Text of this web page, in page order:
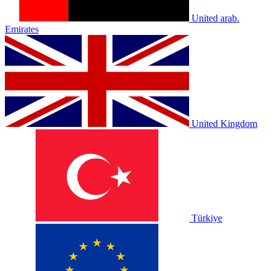
United arab.
Emirates
United Kingdom
Türkiye